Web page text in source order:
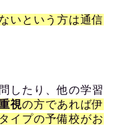
いという方は通信
したり、他の学習
視の方であれば伊
イプの予備校がお